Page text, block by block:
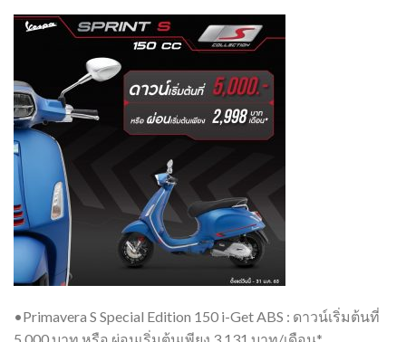
•Primavera S Special Edition 150 i-Get ABS : ดาวน์เริ่มต้นที่